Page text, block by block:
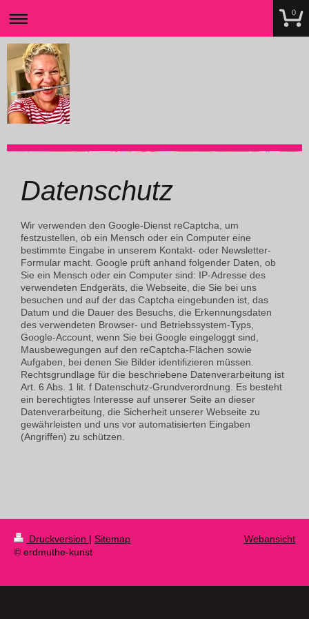
0
erdmuthe-kunst.de
Datenschutz
Wir verwenden den Google-Dienst reCaptcha, um
festzustellen, ob ein Mensch oder ein Computer eine
bestimmte Eingabe in unserem Kontakt- oder Newsletter-
Formular macht. Google prüft anhand folgender Daten, ob
Sie ein Mensch oder ein Computer sind: IP-Adresse des
verwendeten Endgeräts, die Webseite, die Sie bei uns
besuchen und auf der das Captcha eingebunden ist, das
Datum und die Dauer des Besuchs, die Erkennungsdaten
des verwendeten Browser- und Betriebssystem-Typs,
Google-Account, wenn Sie bei Google eingeloggt sind,
Mausbewegungen auf den reCaptcha-Flächen sowie
Aufgaben, bei denen Sie Bilder identifizieren müssen.
Rechtsgrundlage für die beschriebene Datenverarbeitung ist
Art. 6 Abs. 1 lit. f Datenschutz-Grundverordnung. Es besteht
ein berechtigtes Interesse auf unserer Seite an dieser
Datenverarbeitung, die Sicherheit unserer Webseite zu
gewährleisten und uns vor automatisierten Eingaben
(Angriffen) zu schützen.
Druckversion | Sitemap
© erdmuthe-kunst
Webansicht